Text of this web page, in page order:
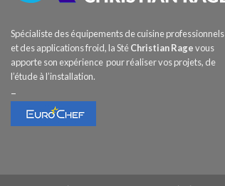
Spécialiste des équipements de cuisine professionnels
et des applications froid, la StéChristian Ragevous
apporte son expérience pour réaliser vos projets, de
l’étude à l’installation.
–